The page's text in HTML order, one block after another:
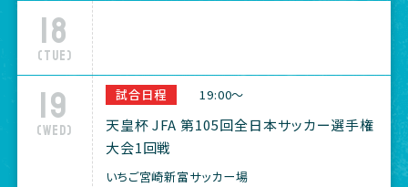
18
(Tue)
19
(Wed)
試合日程 19:00～
天皇杯 JFA 第105回全日本サッカー選手権
大会1回戦
いちご宮崎新富サッカー場